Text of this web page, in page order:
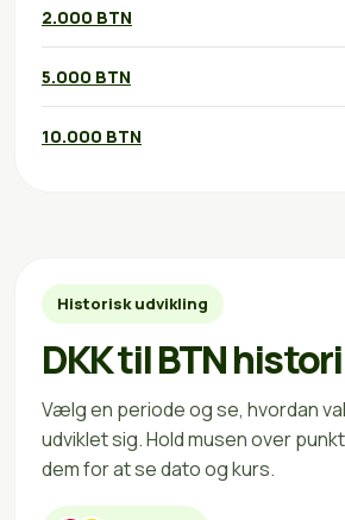
2.000 BTN
5.000 BTN
10.000 BTN
Historisk udvikling
DKK til BTN
Vælg en periode og se, hvordan
udviklet sig. Hold musen over
dem for at se dato og kurs.